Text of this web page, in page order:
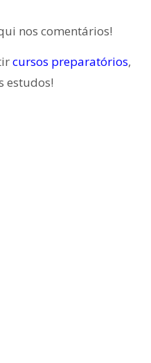
nos comentários!
cursos preparatórios,
estudos!